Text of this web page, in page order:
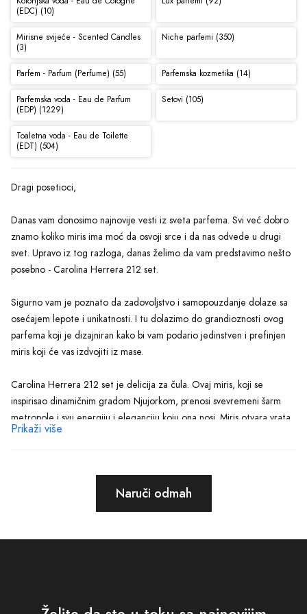
(EDC) (10)
Mirisne svijeće - Scented Candles
(3)
Niche parfemi (350)
Parfem - Parfum (Perfume) (55) Parfemska kozmetika (14)
Parfemska voda - Eau de Parfum
(EDP) (1229)
Setovi (105)
Toaletna voda - Eau de Toilette
(EDT) (504)
Dragi posetioci,
Danas vam donosimo najnovije vesti iz sveta parfema. Svi već dobro
znamo koliko miris ima moć da osvoji srce i da nas odvede u drugi
svet. Upravo iz tog razloga, danas želimo da vam predstavimo nešto
posebno - Carolina Herrera 212 set.
Sigurno vam je poznato da zadovoljstvo i samopouzdanje dolaze sa
osećajem lepote i unikatnosti. I tu dolazimo do grandioznosti ovog
parfema koji je dizajniran kako bi vam podario jedinstven i prefinjen
miris koji će vas izdvojiti iz mase.
Carolina Herrera 212 set je delicija za čula. Ovaj miris, koji se
inspirisao dinamičnim gradom Njujorkom, prenosi svevremeni šarm
metropole i svu energiju i eleganciju koju ona nosi. Miris otvara vrata
jednog drugačijeg sveta. Prepustite se čaroliji i zakoračite u
Svaki deo Caroline Herrere 212 seta je pažljivo osmišljen kako bi se
postigla potpuna harmonija. Miris će očarati vaša čula i oživeti vašu
Prikaži više
Naruči odmah